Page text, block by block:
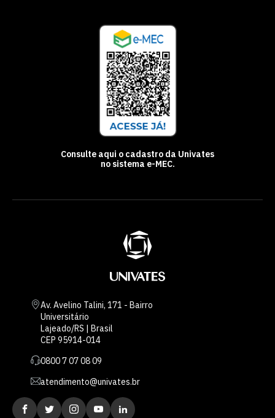
Consulte aqui o cadastro da Univates
no sistema e-MEC.
Av. Avelino Talini, 171 - Bairro
Universitário
Lajeado/RS | Brasil
CEP 95914-014
0800 7 07 08 09
atendimento@univates.br